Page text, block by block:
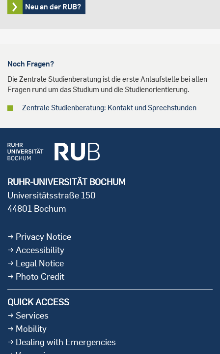
Neu an der RUB?
Noch Fragen?
Die Zentrale Studienberatung ist die erste Anlaufstelle bei allen
Fragen rund um das Studium und die Studienorientierung.
Zentrale Studienberatung: Kontakt und Sprechstunden
RUHR-UNIVERSITÄT BOCHUM
Universitätsstraße 150
44801 Bochum
Privacy Notice
Accessibility
Legal Notice
Photo Credit
QUICK ACCESS
Services
Mobility
Dealing with Emergencies